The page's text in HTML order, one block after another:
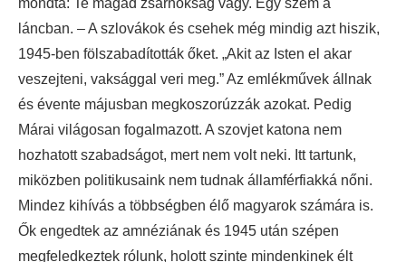
mondta: Te magad zsarnokság vagy. Egy szem a
láncban. – A szlovákok és csehek még mindig azt hiszik,
1945-ben fölszabadították őket. „Akit az Isten el akar
veszejteni, vaksággal veri meg.” Az emlékművek állnak
és évente májusban megkoszorúzzák azokat. Pedig
Márai világosan fogalmazott. A szovjet katona nem
hozhatott szabadságot, mert nem volt neki. Itt tartunk,
miközben politikusaink nem tudnak államférfiakká nőni.
Mindez kihívás a többségben élő magyarok számára is.
Ők engedtek az amnéziának és 1945 után szépen
megfeledkeztek rólunk, holott szinte mindenkinek élt